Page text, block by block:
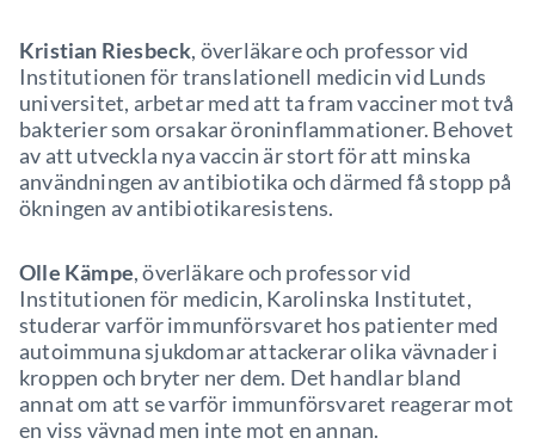
Kristian Riesbeck, överläkare och professor vid
Institutionen för translationell medicin vid Lunds
universitet, arbetar med att ta fram vacciner mot två
bakterier som orsakar öroninflammationer. Behovet
av att utveckla nya vaccin är stort för att minska
användningen av antibiotika och därmed få stopp på
ökningen av antibiotikaresistens.
Olle Kämpe, överläkare och professor vid
Institutionen för medicin, Karolinska Institutet,
studerar varför immunförsvaret hos patienter med
autoimmuna sjukdomar attackerar olika vävnader i
kroppen och bryter ner dem. Det handlar bland
annat om att se varför immunförsvaret reagerar mot
en viss vävnad men inte mot en annan.